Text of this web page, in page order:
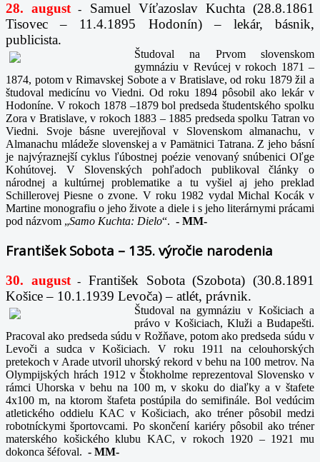
28. august-
Samuel Víťazoslav Kuchta (28.8.1861
Tisovec – 11.4.1895 Hodonín) – lekár, básnik,
publicista.
Študoval na Prvom slovenskom
gymnáziu v Revúcej v rokoch 1871 –
1874, potom v Rimavskej Sobote a v Bratislave, od roku 1879 žil a
študoval medicínu vo Viedni. Od roku 1894 pôsobil ako lekár v
Hodoníne. V rokoch 1878 –1879 bol predseda študentského spolku
Zora v Bratislave, v rokoch 1883 – 1885 predseda spolku Tatran vo
Viedni. Svoje básne uverejňoval v Slovenskom almanachu, v
Almanachu mládeže slovenskej a v Pamätnici Tatrana. Z jeho básní
je najvýraznejší cyklus ľúbostnej poézie venovaný snúbenici Oľge
Kohútovej. V Slovenských pohľadoch publikoval články o
národnej a kultúrnej problematike a tu vyšiel aj jeho preklad
Schillerovej Piesne o zvone. V roku 1982 vydal Michal Kocák v
Martine monografiu o jeho živote a diele i s jeho literárnymi prácami
pod názvom „Samo Kuchta: Dielo“. - MM-
František Sobota – 135. výročie narodenia
30. august-
František Sobota (Szobota) (30.8.1891
Košice – 10.1.1939 Levoča) – atlét, právnik.
Študoval na gymnáziu v Košiciach a
právo v Košiciach, Kluži a Budapešti.
Pracoval ako predseda súdu v Rožňave, potom ako predseda súdu v
Levoči a sudca v Košiciach. V roku 1911 na celouhorských
pretekoch v Arade utvoril uhorský rekord v behu na 100 metrov. Na
Olympijských hrách 1912 v Štokholme reprezentoval Slovensko v
rámci Uhorska v behu na 100 m, v skoku do diaľky a v štafete
4x100 m, na ktorom štafeta postúpila do semifinále. Bol vedúcim
atletického oddielu KAC v Košiciach, ako tréner pôsobil medzi
robotníckymi športovcami. Po skončení kariéry pôsobil ako tréner
materského košického klubu KAC, v rokoch 1920 – 1921 mu
dokonca šéfoval. - MM-